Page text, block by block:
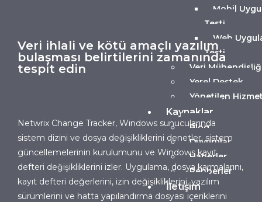
Mobil
Testi
Web
Testi
Veri
Yerel Destek
Yönetilen
Kaynaklar
Blog
Duyurular
Haberler
Rehberler
İletişim
Veri ihlali ve kötü amaçlı yazılım
bulaşması belirtilerini zamanında
tespit edin
Netwrix Change Tracker, Windows sunucularında
sistem dizini ve dosya değişikliklerini denetler, sistem
güncellemelerinin kurulumunu ve Windows kayıt
defteri değişikliklerini izler. Uygulama, dosya karmalarını,
kayıt defteri değerlerini, izin değişikliklerini, yazılım
sürümlerini ve hatta yapılandırma dosyası içeriklerini